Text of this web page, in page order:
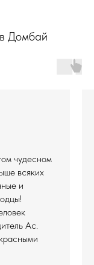
Домбай
чудесном
всяких
и
Ас.